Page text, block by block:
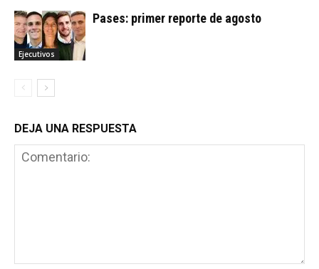
Ejecutivos
Pases: primer reporte de agosto
DEJA UNA RESPUESTA